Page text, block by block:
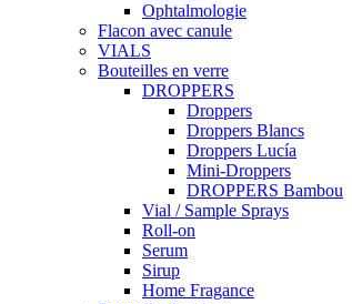
Ophtalmologie
Flacon avec canule
VIALS
Bouteilles en verre
DROPPERS
Droppers
Droppers Blancs
Droppers Lucía
Mini-Droppers
DROPPERS Bambou
Vial / Sample Sprays
Roll-on
Serum
Sirup
Home Fragance